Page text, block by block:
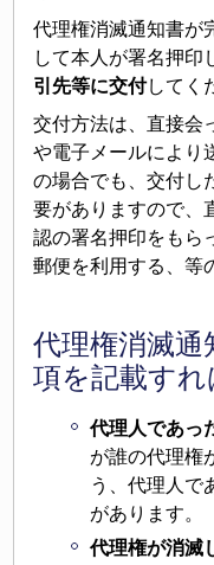
代理権消滅通知書が
して本人が署名押印
引先等に交付してく
交付方法は、直接会
や電子メールにより
の場合でも、交付し
要がありますので、
認の署名押印をもら
郵便を利用する、等
代理権消滅
項を記載す
代理人であっ
が誰の代理権
う、代理人で
があります。
代理権が消滅